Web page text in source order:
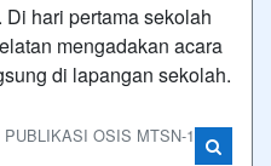
hari pertama sekolah
mengadakan acara
di lapangan sekolah.
OSIS MTSN-1